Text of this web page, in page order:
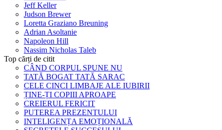
Jeff Keller
Judson Brewer
Loretta Graziano Breuning
Adrian Asoltanie
Napoleon Hill
Nassim Nicholas Taleb
Top cărți de citit
CÂND CORPUL SPUNE NU
TATĂ BOGAT TATĂ SARAC
CELE CINCI LIMBAJE ALE IUBIRII
ȚINE-ȚI COPIII APROAPE
CREIERUL FERICIT
PUTEREA PREZENTULUI
INTELIGENȚA EMOȚIONALĂ